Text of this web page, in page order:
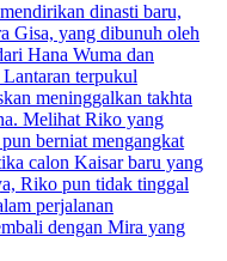
dinasti baru,
Gisa, yang dibunuh oleh
Hana Wuma dan
terpukul
meninggalkan takhta
Melihat Riko yang
berniat mengangkat
calon Kaisar baru yang
Riko pun tidak tinggal
perjalanan
dengan Mira yang